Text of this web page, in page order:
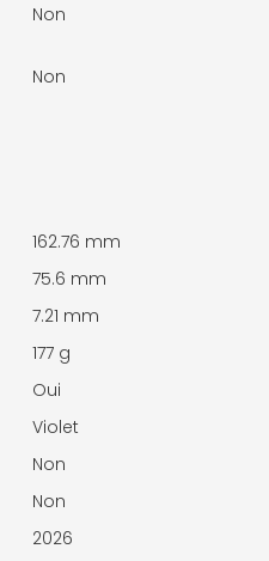
Non
Non
162.76 mm
75.6 mm
7.21 mm
177 g
Oui
Violet
Non
Non
2026